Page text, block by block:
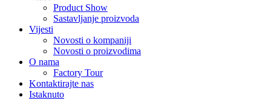
Product Show
Sastavljanje proizvoda
Vijesti
Novosti o kompaniji
Novosti o proizvodima
O nama
Factory Tour
Kontaktirajte nas
Istaknuto